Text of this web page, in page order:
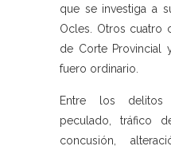
que se investiga a
Ocles. Otros cuatro
de Corte Provincial
fuero ordinario.
Entre los delitos
peculado, tráfico
concusión,